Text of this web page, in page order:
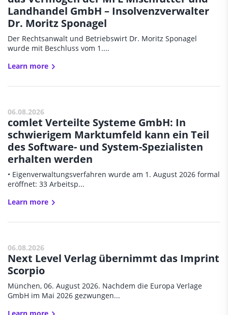
Landhandel GmbH – Insolvenzverwalter
Dr. Moritz Sponagel
Der Rechtsanwalt und Betriebswirt Dr. Moritz Sponagel
wurde mit Beschluss vom 1....
Learn more
06.08.2026
comlet Verteilte Systeme GmbH: In
schwierigem Marktumfeld kann ein Teil
des Software- und System-Spezialisten
erhalten werden
• Eigenverwaltungsverfahren wurde am 1. August 2026 formal
eröffnet: 33 Arbeitsp...
Learn more
06.08.2026
Next Level Verlag übernimmt das Imprint
Scorpio
München, 06. August 2026. Nachdem die Europa Verlage
GmbH im Mai 2026 gezwungen...